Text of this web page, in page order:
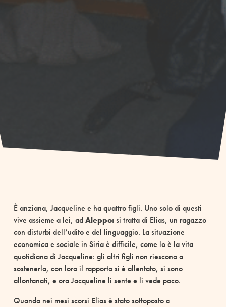
È anziana, Jacqueline e ha quattro figli. Uno solo di questi
vive assieme a lei, adAleppo:si tratta di Elias, un ragazzo
con disturbi dell’udito e del linguaggio. La situazione
economica e sociale in Siria è difficile, come lo è la vita
quotidiana di Jacqueline: gli altri figli non riescono a
sostenerla, con loro il rapporto si è allentato, si sono
allontanati, e ora Jacqueline li sente e li vede poco.
Quando nei mesi scorsi Elias è stato sottoposto a